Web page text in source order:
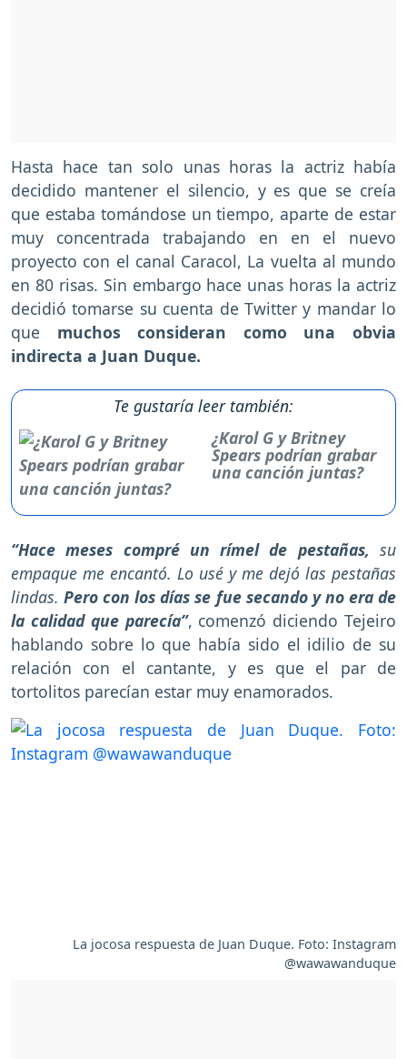
Hasta hace tan solo unas horas la actriz había
decidido mantener el silencio, y es que se creía
que estaba tomándose un tiempo, aparte de estar
muy concentrada trabajando en en el nuevo
proyecto con el canal Caracol, La vuelta al mundo
en 80 risas. Sin embargo hace unas horas la actriz
decidió tomarse su cuenta de Twitter y mandar lo
que muchos consideran como una obvia
indirecta a Juan Duque.
Te gustaría leer también:
¿Karol G y Britney
Spears podrían grabar
una canción juntas?
“Hace meses compré un rímel de pestañas, su
empaque me encantó. Lo usé y me dejó las pestañas
lindas.Pero con los días se fue secando y no era de
la calidad que parecía”, comenzó diciendo Tejeiro
hablando sobre lo que había sido el idilio de su
relación con el cantante, y es que el par de
tortolitos parecían estar muy enamorados.
La jocosa respuesta de Juan Duque. Foto: Instagram
@wawawanduque